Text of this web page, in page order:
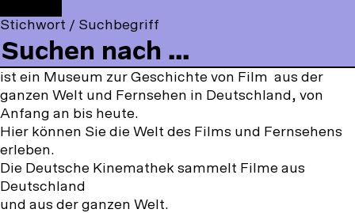
t
o
m
m
e
n
u
o
l
l
o
w
u
s
o
n
:
a
c
e
b
o
o
k
o
u
T
u
b
e
n
s
t
a
g
r
a
m
Stichwort / Suchbegriff
Über
die
Deutsche
Kinemathek
Kinemathek
Die Deutsche Kinemathek – Museum für Film und
Fernsehen
ist ein Museum zur Geschichte von Film aus der
ganzen Welt und Fernsehen in Deutschland, von
Anfang an bis heute.
Hier können Sie die Welt des Films und Fernsehens
erleben.
Die Deutsche Kinemathek sammelt Filme aus
Deutschland
und aus der ganzen Welt.